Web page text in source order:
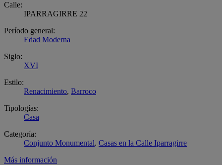
Calle:
IPARRAGIRRE 22
Período general:
Edad Moderna
Siglo:
XVI
Estilo:
Renacimiento, Barroco
Tipologías:
Casa
Categoría:
Conjunto Monumental. Casas en la Calle Iparragirre
Más información